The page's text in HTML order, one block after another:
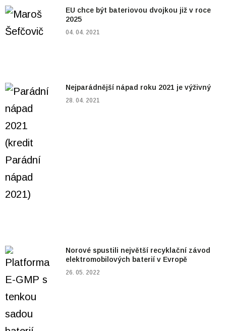
EU chce být bateriovou dvojkou již v roce
2025
04. 04. 2021
Nejparádnější nápad roku 2021 je výživný
28. 04. 2021
Norové spustili největší recyklační závod
elektromobilových baterií v Evropě
26. 05. 2022